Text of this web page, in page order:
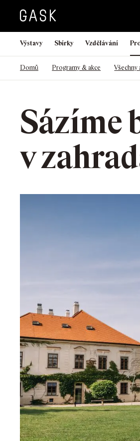
Výstavy Sbírky Vzdělávání
Domů Programy & akce Všechny
Sázíme
v